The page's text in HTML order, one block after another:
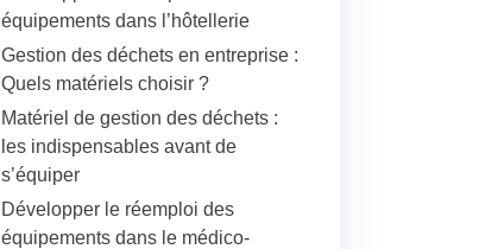
équipements dans l’hôtellerie
Gestion des déchets en entreprise :
Quels matériels choisir ?
Matériel de gestion des déchets :
les indispensables avant de
s’équiper
Développer le réemploi des
équipements dans le médico-